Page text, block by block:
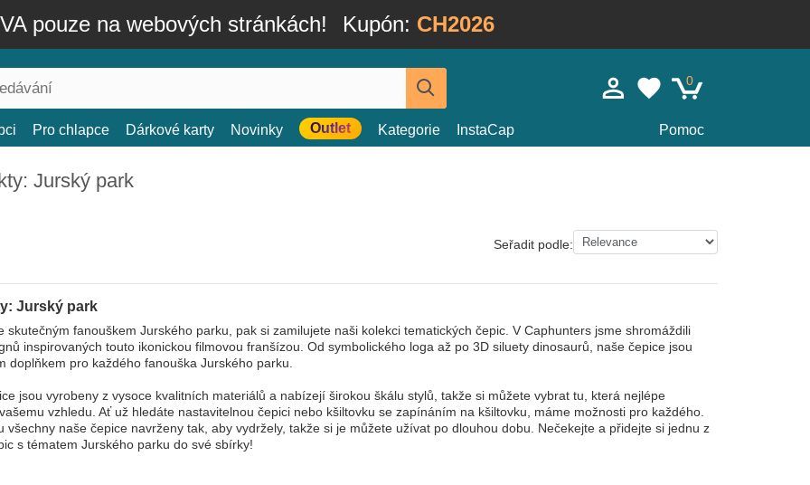
pouze na webových stránkách! Kupón: CH2026
0
Pro chlapce Dárkové karty Novinky Outlet Kategorie InstaCap Pomoc
Jurský park
Seřadit podle:
Jurský park
skutečným fanouškem Jurského parku, pak si zamilujete naši kolekci tematických čepic. V Caphunters jsme shromáždili
inspirovaných touto ikonickou filmovou franšízou. Od symbolického loga až po 3D siluety dinosaurů, naše čepice jsou
doplňkem pro každého fanouška Jurského parku.
jsou vyrobeny z vysoce kvalitních materiálů a nabízejí širokou škálu stylů, takže si můžete vybrat tu, která nejlépe
vzhledu. Ať už hledáte nastavitelnou čepici nebo kšiltovku se zapínáním na kšiltovku, máme možnosti pro každého.
všechny naše čepice navrženy tak, aby vydržely, takže si je můžete užívat po dlouhou dobu. Nečekejte a přidejte si jednu z
s tématem Jurského parku do své sbírky!